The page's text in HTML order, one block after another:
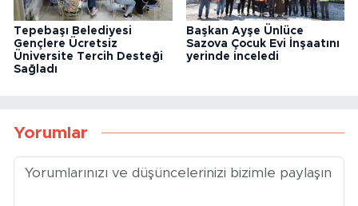
Tepebaşı Belediyesi
Gençlere Ücretsiz
Üniversite Tercih Desteği
Sağladı
Başkan Ayşe Ünlüce
Sazova Çocuk Evi İnşaatını
yerinde inceledi
Yorumlar